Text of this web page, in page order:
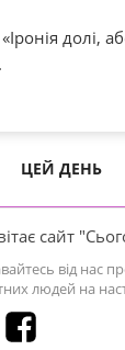
долі,
ЦЕЙ ДЕНЬ
сайт
від нас
людей на